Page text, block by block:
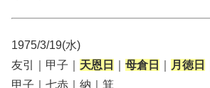
1975/3/19(水)
友引｜甲子｜ 天恩日 母倉日 月徳日
甲子｜七赤｜納｜箕